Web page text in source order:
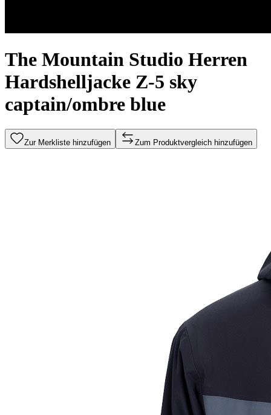
The Mountain Studio Herren
Hardshelljacke Z-5 sky
captain/ombre blue
Zur Merkliste hinzufügen Zum Produktvergleich hinzufügen